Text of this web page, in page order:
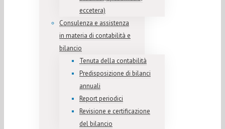
eccetera)
Consulenza e assistenza
in materia di contabilità e
bilancio
Tenuta della contabilità
Predisposizione di bilanci
annuali
Report periodici
Revisione e certificazione
del bilancio